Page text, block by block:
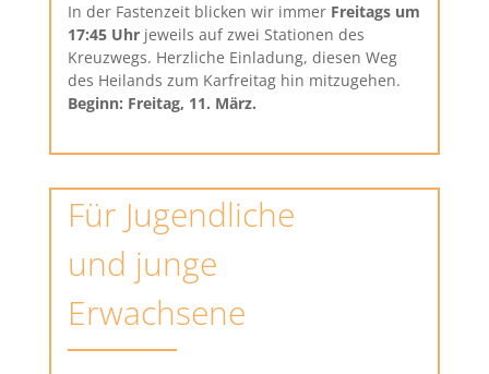
In der Fastenzeit blicken wir immer Freitags um
17:45 Uhr jeweils auf zwei Stationen des
Kreuzwegs. Herzliche Einladung, diesen Weg
des Heilands zum Karfreitag hin mitzugehen.
Beginn: Freitag, 11. März.
Für Jugendliche
und junge
Erwachsene